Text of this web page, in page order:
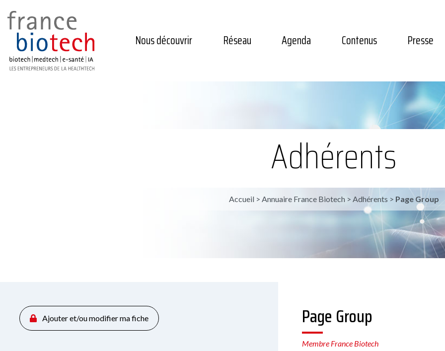
Nous découvrir Réseau Agenda Contenus Presse
Adhérents
Accueil> Annuaire France Biotech > Adhérents > Page Group
Ajouter et/ou modifier ma fiche Page Group
Membre France Biotech